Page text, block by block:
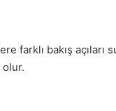
farklı bakış açıları